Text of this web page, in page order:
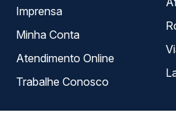
Imprensa
Minha Conta
Atendimento Online
Trabalhe Conosco